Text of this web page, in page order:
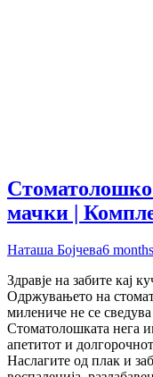
Стоматолошко
мачки |
Наташа Бојчева6
Здравје на забите кај
Одржувањето на
милениче не се
Стоматолошката нега
апетитот и
Наслагите од плак и